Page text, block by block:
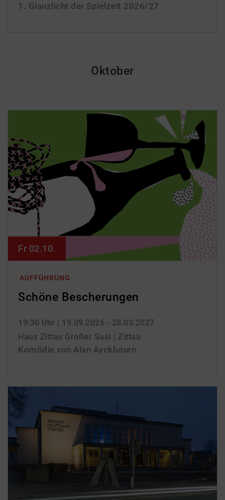
1. Glanzlicht der Spielzeit 2026/­27
Oktober
AUFFÜHRUNG
Schöne Bescherungen
19:30 Uhr | 19.09.2026 - 28.03.2027
Haus Zittau Großer Saal | Zittau
Komödie von Alan Ayckbourn
Fr 02.10.